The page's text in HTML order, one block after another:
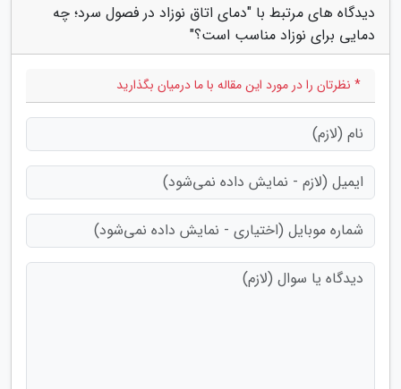
دیدگاه های مرتبط با "دمای اتاق نوزاد در فصول سرد؛ چه
دمایی برای نوزاد مناسب است؟"
* نظرتان را در مورد این مقاله با ما درمیان بگذارید